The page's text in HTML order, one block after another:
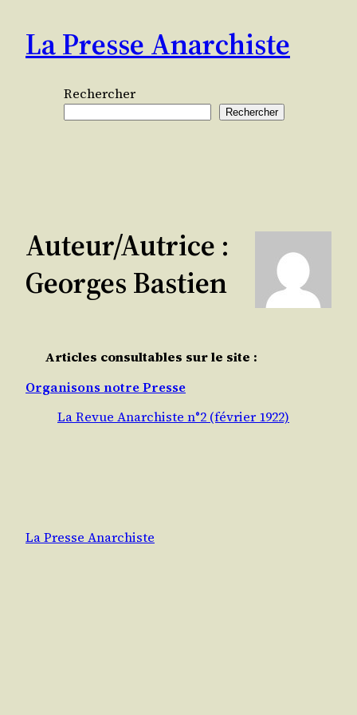
contenu
La Presse Anarchiste
Rechercher
Rechercher
Auteur/autrice :
Georges Bastien
Articles consultables sur le site :
Organisons notre Presse
La Revue Anarchiste n°2 (février 1922)
La Presse Anarchiste